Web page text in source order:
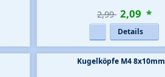
2,99  2,09 *
Details
Kugelköpfe M4 8x10mm